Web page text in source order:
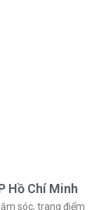
Hồ Chí Minh
sóc, trang điểm